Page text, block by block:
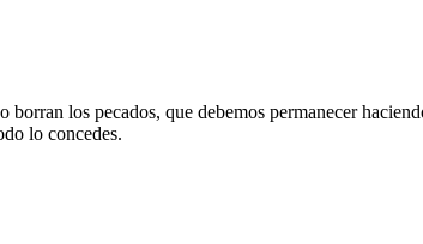
los pecados, que debemos permanecer
lo concedes.